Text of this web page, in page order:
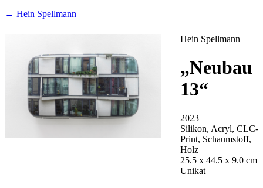
← Hein Spellmann
Hein Spellmann
„Neubau
13“
2023
Silikon, Acryl, CLC-
Print, Schaumstoff,
Holz
25.5 x 44.5 x 9.0 cm
Unikat